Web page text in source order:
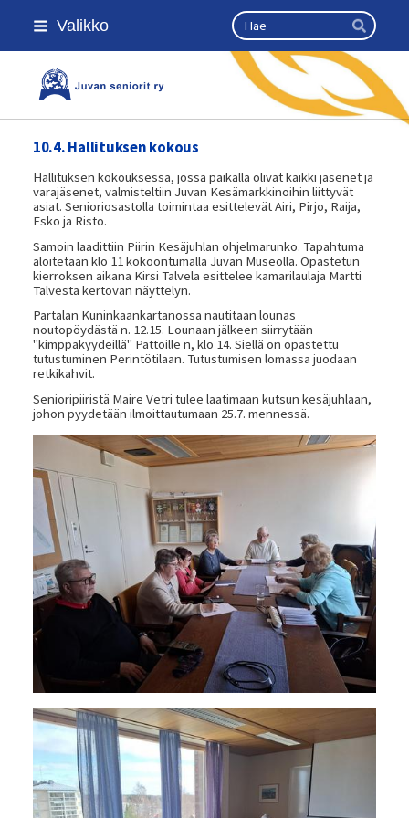
Siirry
sivun
Valikko Haku
Hae
Kansallinen senioriliitto
10.4. Hallituksen kokous
Hallituksen kokouksessa, jossa paikalla olivat kaikki jäsenet ja
varajäsenet, valmisteltiin Juvan Kesämarkkinoihin liittyvät
asiat. Senioriosastolla toimintaa esittelevät Airi, Pirjo, Raija,
Esko ja Risto.
Samoin laadittiin Piirin Kesäjuhlan ohjelmarunko. Tapahtuma
aloitetaan klo 11 kokoontumalla Juvan Museolla. Opastetun
kierroksen aikana Kirsi Talvela esittelee kamarilaulaja Martti
Talvesta kertovan näyttelyn.
Partalan Kuninkaankartanossa nautitaan lounas
noutopöydästä n. 12.15. Lounaan jälkeen siirrytään
"kimppakyydeillä" Pattoille n, klo 14. Siellä on opastettu
tutustuminen Perintötilaan. Tutustumisen lomassa juodaan
retkikahvit.
Senioripiiristä Maire Vetri tulee laatimaan kutsun kesäjuhlaan,
johon pyydetään ilmoittautumaan 25.7. mennessä.